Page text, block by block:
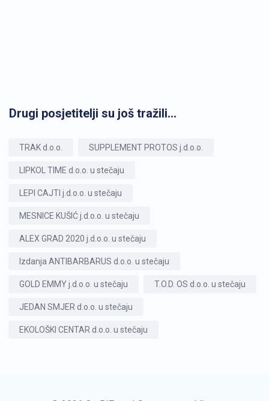
Drugi posjetitelji su još tražili...
TRAK d.o.o. SUPPLEMENT PROTOS j.d.o.o.
LIPKOL TIME d.o.o. u stečaju
LEPI CAJTI j.d.o.o. u stečaju
MESNICE KUŠIĆ j.d.o.o. u stečaju
ALEX GRAD 2020 j.d.o.o. u stečaju
Izdanja ANTIBARBARUS d.o.o. u stečaju
GOLD EMMY j.d.o.o. u stečaju T.O.D. OS d.o.o. u stečaju
JEDAN SMJER d.o.o. u stečaju
EKOLOŠKI CENTAR d.o.o. u stečaju